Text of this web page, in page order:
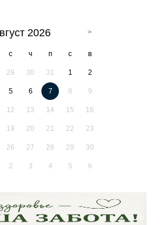
2026
с ч п с в
29 30 31 1 2
5 6 7 8 9
12 13 14 15 16
19 20 21 22 23
26 27 28 29 30
2 3 4 5 6